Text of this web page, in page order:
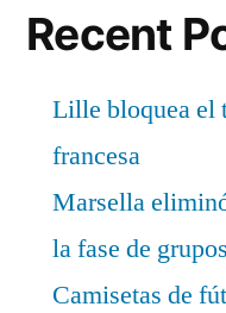
Recent
Lille bloquea el
francesa
Marsella
la fase de
Camisetas de